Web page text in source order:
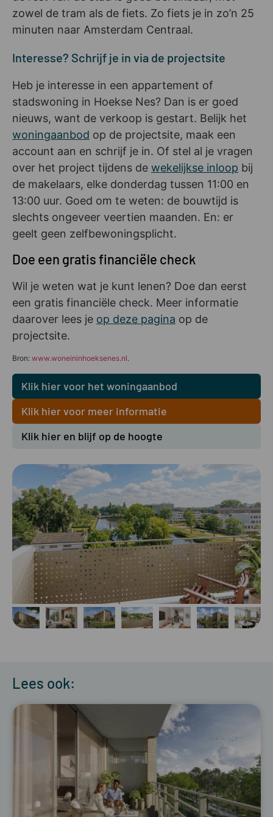
zowel de tram als de fiets. Zo fiets je in zo’n 25
minuten naar Amsterdam Centraal.
Interesse? Schrijf je in via de projectsite
Heb je interesse in een appartement of
stadswoning in Hoekse Nes? Dan is er goed
nieuws, want de verkoop is gestart. Belijk het
woningaanbod op de projectsite, maak een
account aan en schrijf je in. Of stel al je vragen
over het project tijdens de wekelijkse inloop bij
de makelaars, elke donderdag tussen 11:00 en
13:00 uur. Goed om te weten: de bouwtijd is
slechts ongeveer veertien maanden. En: er
geelt geen zelfbewoningsplicht.
Doe een gratis financiële check
Wil je weten wat je kunt lenen? Doe dan eerst
een gratis financiële check. Meer informatie
daarover lees je op deze pagina op de
projectsite.
Bron: www.woneininhoeksenes.nl.
Klik hier voor het woningaanbod
Klik hier voor meer informatie
Klik hier en blijf op de hoogte
Lees ook: